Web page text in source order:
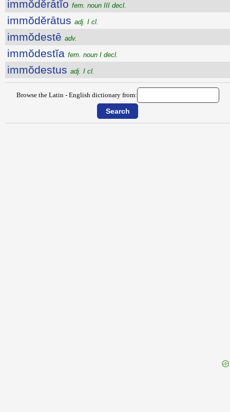
immŏdĕrātĭo fem. noun III decl.
immŏdĕrātus adj. I cl.
immŏdestē adv.
immŏdestĭa fem. noun I decl.
immŏdestus adj. I cl.
Browse the Latin - English dictionary from: